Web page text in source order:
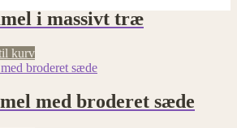
i massivt træ
kurv
med broderet sæde